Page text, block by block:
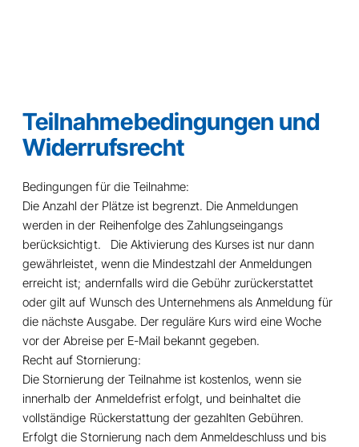
Teilnahmebedingungen und
Widerrufsrecht
Bedingungen für die Teilnahme:
Die Anzahl der Plätze ist begrenzt. Die Anmeldungen
werden in der Reihenfolge des Zahlungseingangs
berücksichtigt. Die Aktivierung des Kurses ist nur dann
gewährleistet, wenn die Mindestzahl der Anmeldungen
erreicht ist; andernfalls wird die Gebühr zurückerstattet
oder gilt auf Wunsch des Unternehmens als Anmeldung für
die nächste Ausgabe. Der reguläre Kurs wird eine Woche
vor der Abreise per E-Mail bekannt gegeben.
Recht auf Stornierung:
Die Stornierung der Teilnahme ist kostenlos, wenn sie
innerhalb der Anmeldefrist erfolgt, und beinhaltet die
vollständige Rückerstattung der gezahlten Gebühren.
Erfolgt die Stornierung nach dem Anmeldeschluss und bis